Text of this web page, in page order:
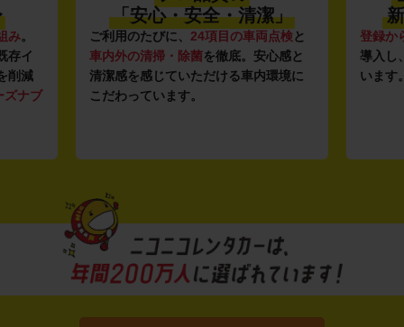
み。
存イ
削減
ズナブ
「安心・安全・清潔」
ご利用のたびに、 24項目の車両点検と
車内外の清掃・除菌を徹底。安心感と
清潔感を感じていただける車内環境に
こだわっています。
登録か
導入し
います